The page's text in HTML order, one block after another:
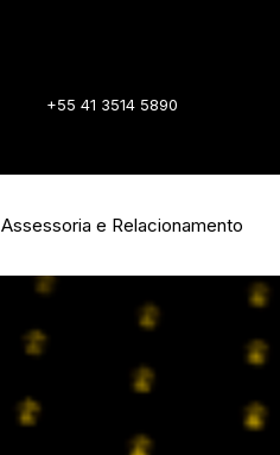
+55 41 3514 5890
Assessoria e Relacionamento